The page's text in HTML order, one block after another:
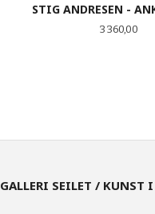
STIG ANDRESEN -
Pris
3 360,00
GALLERI SEILET / KUNST